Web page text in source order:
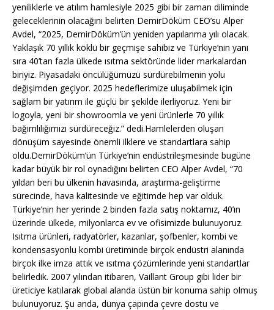
yeniliklerle ve atılım hamlesiyle 2025 gibi bir zaman diliminde
geleceklerinin olacağını belirten DemirDöküm CEO’su Alper
Avdel, “2025, DemirDöküm’ün yeniden yapılanma yılı olacak.
Yaklaşık 70 yıllık köklü bir geçmişe sahibiz ve Türkiye’nin yanı
sıra 40’tan fazla ülkede ısıtma sektöründe lider markalardan
biriyiz. Piyasadaki öncülüğümüzü sürdürebilmenin yolu
değişimden geçiyor. 2025 hedeflerimize uluşabilmek için
sağlam bir yatırım ile güçlü bir şekilde ilerliyoruz. Yeni bir
logoyla, yeni bir showroomla ve yeni ürünlerle 70 yıllık
bağımlılığımızı sürdüreceğiz.” dedi.Hamlelerden oluşan
dönüşüm sayesinde önemli ilklere ve standartlara sahip
oldu.DemirDöküm’ün Türkiye’nin endüstrileşmesinde bugüne
kadar büyük bir rol oynadığını belirten CEO Alper Avdel, “70
yıldan beri bu ülkenin havasında, araştırma-geliştirme
sürecinde, hava kalitesinde ve eğitimde hep var olduk.
Türkiye’nin her yerinde 2 binden fazla satış noktamız, 40’ın
üzerinde ülkede, milyonlarca ev ve ofisimizde bulunuyoruz.
Isıtma ürünleri, radyatörler, kazanlar, şofbenler, kombi ve
kondensasyonlu kombi üretiminde birçok endüstri alanında
birçok ilke imza attık ve ısıtma çözümlerinde yeni standartlar
belirledik. 2007 yılından itibaren, Vaillant Group gibi lider bir
üreticiye katılarak global alanda üstün bir konuma sahip olmuş
bulunuyoruz. Şu anda, dünya çapında çevre dostu ve